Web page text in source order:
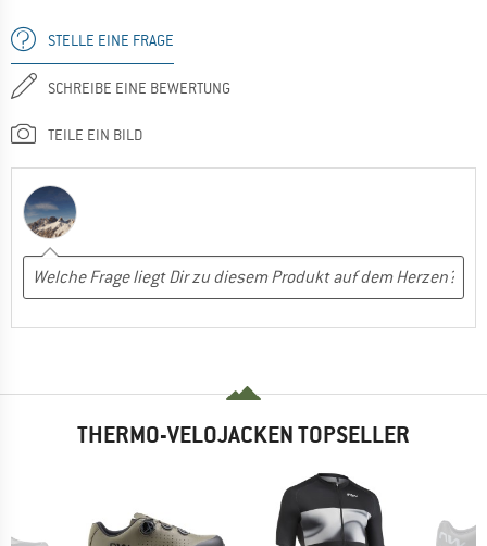
STELLE EINE FRAGE
SCHREIBE EINE BEWERTUNG
TEILE EIN BILD
THERMO-VELOJACKEN TOPSELLER